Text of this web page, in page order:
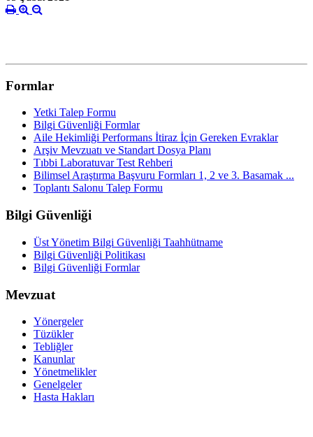
Formlar
Yetki Talep Formu
Bilgi Güvenliği Formlar
Aile Hekimliği Performans İtiraz İçin Gereken Evraklar
Arşiv Mevzuatı ve Standart Dosya Planı
Tıbbi Laboratuvar Test Rehberi
Bilimsel Araştırma Başvuru Formları 1, 2 ve 3. Basamak ...
Toplantı Salonu Talep Formu
Bilgi Güvenliği
Üst Yönetim Bilgi Güvenliği Taahhütname
Bilgi Güvenliği Politikası
Bilgi Güvenliği Formlar
Mevzuat
Yönergeler
Tüzükler
Tebliğler
Kanunlar
Yönetmelikler
Genelgeler
Hasta Hakları